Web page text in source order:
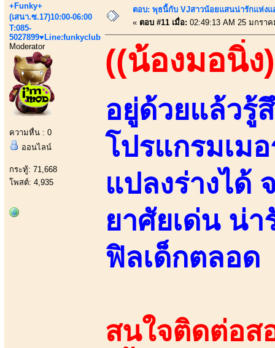
+Funky+
(เสนา.ซ.17)10:00-06:00
T:085-
5027899♥Line:funkyclub
Moderator
ความหื่น : 0
ออนไลน์
กระทู้: 71,668
โพสต์: 4,935
ตอบ: พุธนี้กับ VJสาวน้อยแสนน่ารักแห่งแ
« ตอบ #11 เมื่อ: 02:49:13 AM 25 มกรา
((น้องมอนิ่ง
อยู่ด้วยแล้วรู้
โปรแกรมเม
แปลงร่างได้
ยาศัยเด่น น่า
ฟิลเด็กตลอด
สนใจติดต่อส